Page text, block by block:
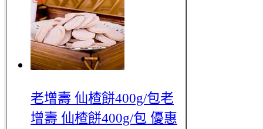
老增壽 仙楂餅400g/包老
增壽 仙楂餅400g/包 優惠